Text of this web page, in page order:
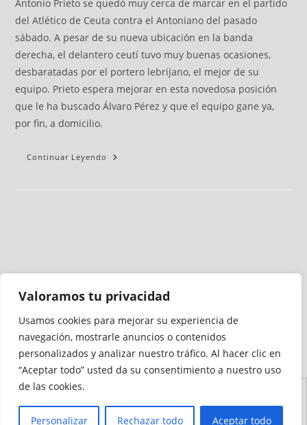
Valoramos tu privacidad
Usamos cookies para mejorar su experiencia de
navegación, mostrarle anuncios o contenidos
personalizados y analizar nuestro tráfico. Al hacer clic en
“Aceptar todo” usted da su consentimiento a nuestro uso
de las cookies.
Personalizar Rechazar todo Aceptar todo
Antonio Prieto se quedó muy cerca de marcar en el partido
del Atlético de Ceuta contra el Antoniano del pasado
sábado. A pesar de su nueva ubicación en la banda
derecha, el delantero ceutí tuvo muy buenas ocasiones,
desbaratadas por el portero lebrijano, el mejor de su
equipo. Prieto espera mejorar en esta novedosa posición
que le ha buscado Álvaro Pérez y que el equipo gane ya,
por fin, a domicilio.
Continuar Leyendo
Medio auditado por
Accesibilidad
Sitio
Cookies
Privacidad